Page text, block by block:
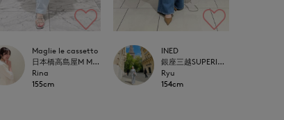
Maglie le cassetto
日本橋高島屋M Maglie le cassetto
Rina
155cm
INED
銀座三越SUPERIOR CLOSET GINZA
Ryu
154cm